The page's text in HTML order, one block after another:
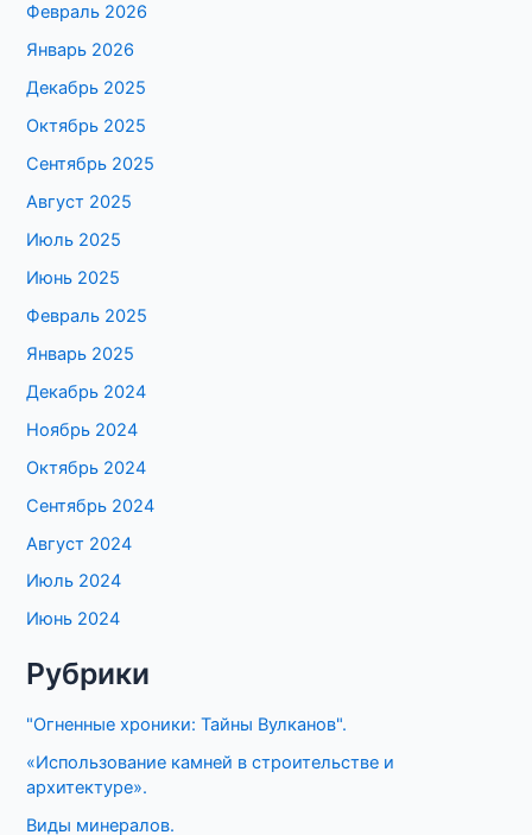
Февраль 2026
Январь 2026
Декабрь 2025
Октябрь 2025
Сентябрь 2025
Август 2025
Июль 2025
Июнь 2025
Февраль 2025
Январь 2025
Декабрь 2024
Ноябрь 2024
Октябрь 2024
Сентябрь 2024
Август 2024
Июль 2024
Июнь 2024
Рубрики
"Огненные хроники: Тайны Вулканов".
«Использование камней в строительстве и
архитектуре».
Виды минералов.